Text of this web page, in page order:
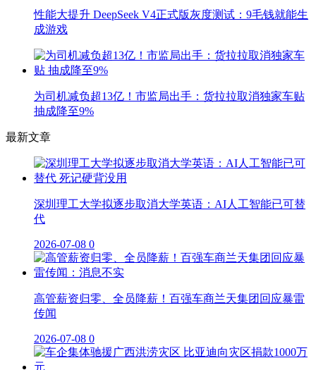
性能大提升 DeepSeek V4正式版灰度测试：9毛钱就能生
成游戏
为司机减负超13亿！市监局出手：货拉拉取消独家车贴
抽成降至9%
最新文章
深圳理工大学拟逐步取消大学英语：AI人工智能已可替
代
2026-07-08 0
高管薪资归零、全员降薪！百强车商兰天集团回应暴雷
传闻
2026-07-08 0